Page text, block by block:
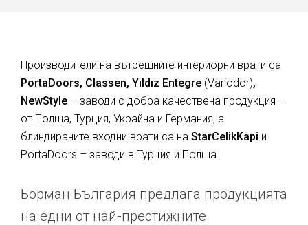
Производители на вътрешните интериорни врати са
PortaDoors, Classen, Yıldız Entegre (Variodor),
NewStyle – заводи с добра качествена продукция –
от Полша, Турция, Украйна и Германия, а
блиндираните входни врати са на StarCelikKapi и
PortaDoors – заводи в Турция и Полша.
Борман България предлага продукцията
на едни от най-престижните